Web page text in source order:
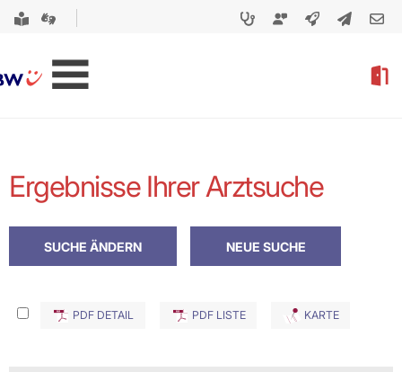
Ergebnisse Ihrer Arztsuche
PDF DETAIL PDF LISTE KARTE